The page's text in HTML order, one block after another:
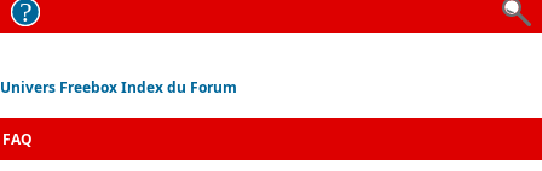
Univers Freebox Index du Forum
FAQ